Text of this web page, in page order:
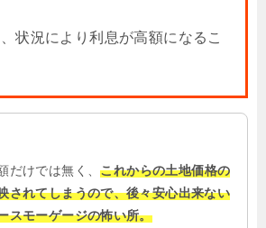
状況により利息が高額になるこ
だけでは無く、これからの土地価格の
されてしまうので、後々安心出来ない
スモーゲージの怖い所。